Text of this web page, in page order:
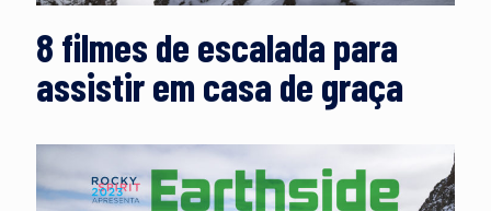
8 filmes de escalada para
assistir em casa de graça